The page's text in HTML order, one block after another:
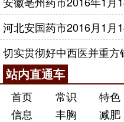
河北安国药市2016月1月
切实贯彻好中西医并重方
站内直通车
首页 常识 特色
信息
丰胸 减肥